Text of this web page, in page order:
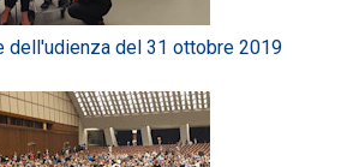
dell'udienza del 31 ottobre 2019